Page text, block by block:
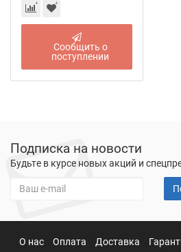
Сообщить о
поступлении
Подписка на новости
Будьте в курсе новых акций и
О нас Оплата Доставка